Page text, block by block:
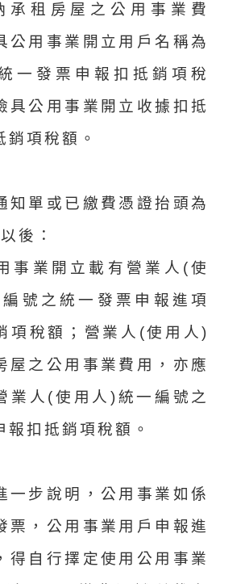
承租房屋之公用事業費
公用事業開立用戶名稱為
一發票申報扣抵銷項稅
具公用事業開立收據扣抵
銷項稅額。
知單或已繳費憑證抬頭為
後：
事業開立載有營業人(使
號之統一發票申報進項
項稅額；營業人(使用人)
屋之公用事業費用，亦應
業人(使用人)統一編號之
報扣抵銷項稅額。
步說明，公用事業如係
票，公用事業用戶申報進
得自行擇定使用公用事業